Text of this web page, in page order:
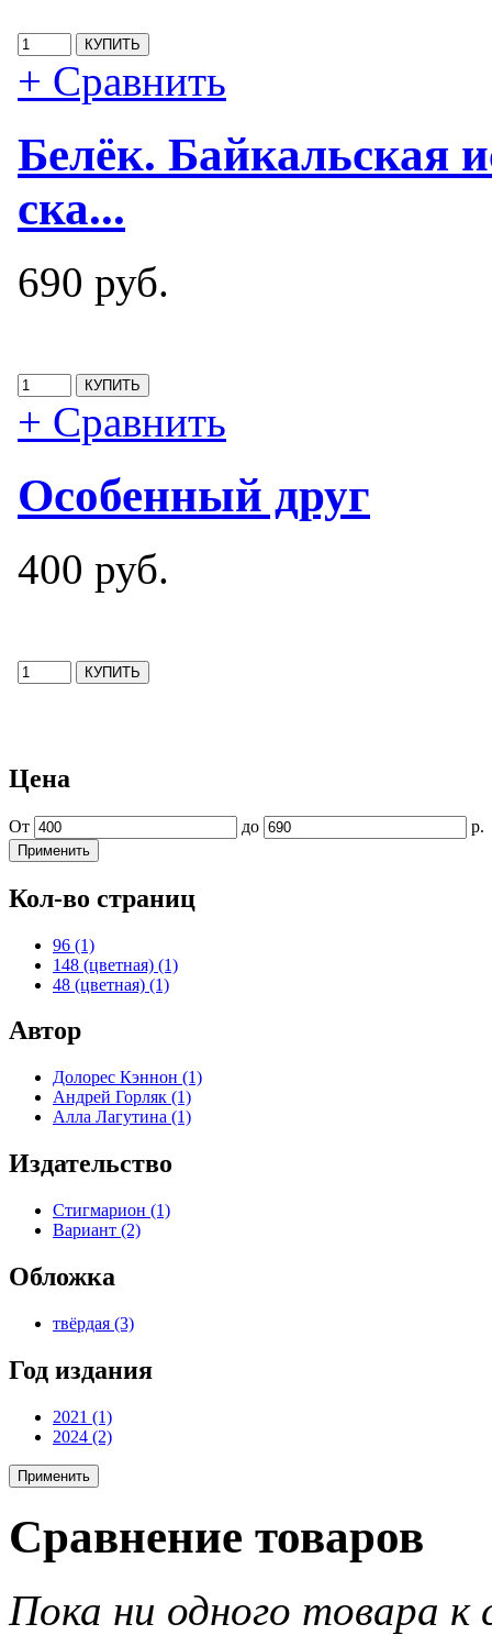
+ Сравнить
Белёк. Байкальская
ска...
690 руб.
+ Сравнить
Особенный друг
400 руб.
Цена
От до р.
Применить
Кол-во страниц
96 (1)
148 (цветная) (1)
48 (цветная) (1)
Автор
Долорес Кэннон (1)
Андрей Горляк (1)
Алла Лагутина (1)
Издательство
Стигмарион (1)
Вариант (2)
Обложка
твёрдая (3)
Год издания
2021 (1)
2024 (2)
Применить
Сравнение товаров
Пока ни одного товара к